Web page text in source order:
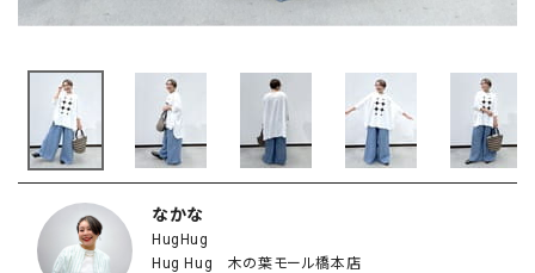
なかな
HugHug
Hug Hug 木の葉モール橋本店